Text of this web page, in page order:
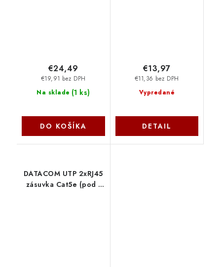
Na sklade (1 ks)
€19,91 bez DPH
€24,49
DO KOŠÍKA
Vypredané
€11,36 bez DPH
€13,97
DETAIL
DATACOM UTP 2xRJ45
zásuvka Cat5e (pod i